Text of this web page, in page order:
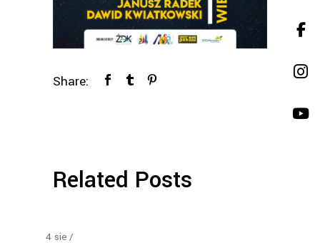
Share:
Related Posts
4 sie